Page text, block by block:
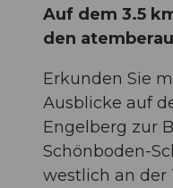
Auf dem 3.5
den
Erkunden Sie
Ausblicke auf
Engelberg zur
Schönboden-
westlich an der